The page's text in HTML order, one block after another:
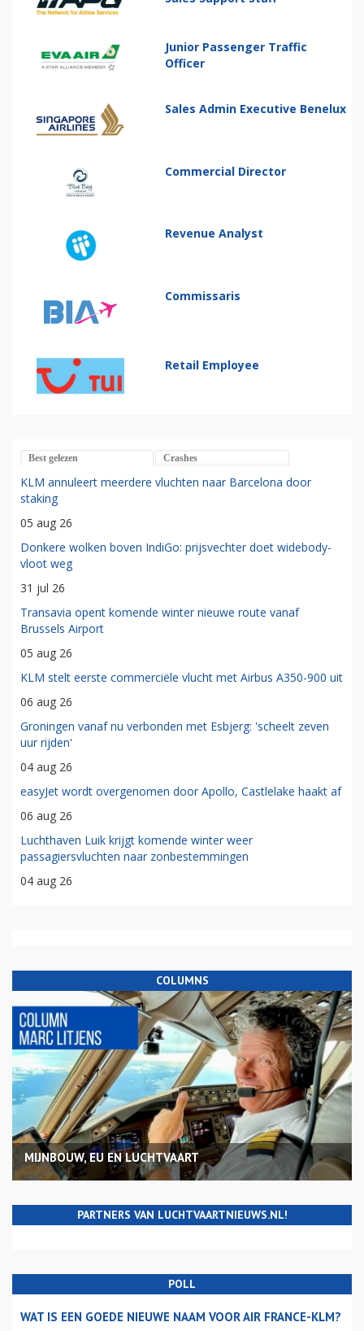
Junior Passenger Traffic
Officer
Sales Admin Executive Benelux
Commercial Director
Revenue Analyst
Commissaris
Retail Employee
Best gelezen Crashes
KLM annuleert meerdere vluchten naar Barcelona door
staking
05 aug 26
Donkere wolken boven IndiGo: prijsvechter doet widebody-
vloot weg
31 jul 26
Transavia opent komende winter nieuwe route vanaf
Brussels Airport
05 aug 26
KLM stelt eerste commerciële vlucht met Airbus A350-900 uit
06 aug 26
Groningen vanaf nu verbonden met Esbjerg: 'scheelt zeven
uur rijden'
04 aug 26
easyJet wordt overgenomen door Apollo, Castlelake haakt af
06 aug 26
Luchthaven Luik krijgt komende winter weer
passagiersvluchten naar zonbestemmingen
04 aug 26
COLUMNS
MIJNBOUW, EU EN LUCHTVAART
PARTNERS VAN LUCHTVAARTNIEUWS.NL!
POLL
WAT IS EEN GOEDE NIEUWE NAAM VOOR AIR FRANCE-KLM?